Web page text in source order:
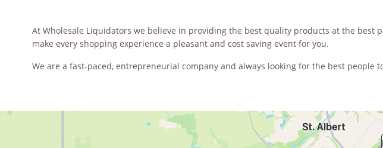
At Wholesale Liquidators we believe in providing the best quality products at the best
make every shopping experience a pleasant and cost saving event for you.
We are a fast-paced, entrepreneurial company and always looking for the best people